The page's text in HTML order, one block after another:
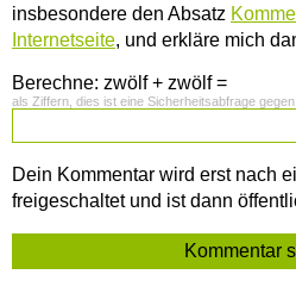
insbesondere den Absatz
Internetseite, und erkläre mich
Berechne: zwölf + zwölf =
als Ziffern, dies ist eine Sicherheitsabfrage
Dein Kommentar wird erst nach
freigeschaltet und ist dann